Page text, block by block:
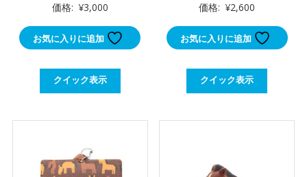
価格: ¥3,000
お気に入りに追加
クイック表示
価格: ¥2,600
お気に入りに追加
クイック表示